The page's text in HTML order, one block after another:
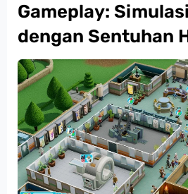
Gameplay:
dengan Sentuhan